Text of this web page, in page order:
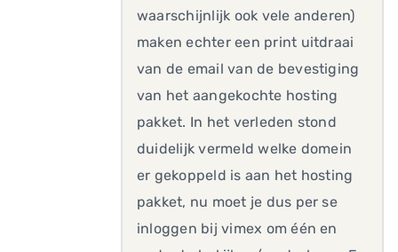
waarschijnlijk ook vele anderen)
maken echter een print uitdraai
van de email van de bevestiging
van het aangekochte hosting
pakket. In het verleden stond
duidelijk vermeld welke domein
er gekoppeld is aan het hosting
pakket, nu moet je dus per se
inloggen bij vimex om één en